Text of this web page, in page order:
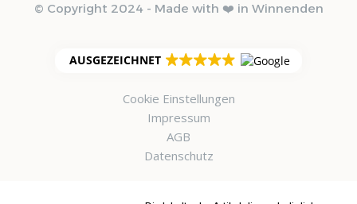
© Copyright 2024 - Made with ❤️ in Winnenden
AUSGEZEICHNET
Cookie Einstellungen
Impressum
AGB
Datenschutz